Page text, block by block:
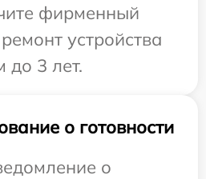
фирменный
устройства
до 3 лет.
о готовности
о